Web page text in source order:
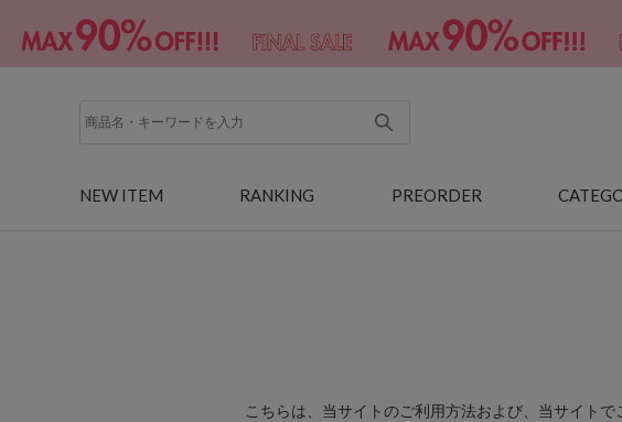
NEW ITEM RANKING PREORDER
こちらは、当サイトのご利用方法および、当サイト